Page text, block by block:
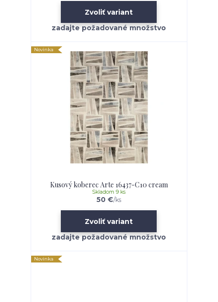
Zvoliť variant
Novinka
Kusový koberec Arte 16437-C10 cream
50 €/ks
Skladom 9 ks
Zvoliť variant
Novinka